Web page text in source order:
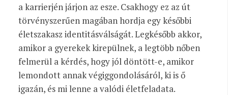
a karrierjén járjon az esze. Csakhogy ez az út
törvényszerűen magában hordja egy későbbi
életszakasz identitásválságát. Legkésőbb akkor,
amikor a gyerekek kirepülnek, a legtöbb nőben
felmerül a kérdés, hogy jól döntött-e, amikor
lemondott annak végiggondolásáról, ki is ő
igazán, és mi lenne a valódi életfeladata.